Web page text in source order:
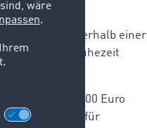
Fahrer innerhalb einer
Die Wochenruhezeit
30 Euro und 500 Euro
Bundesamt für